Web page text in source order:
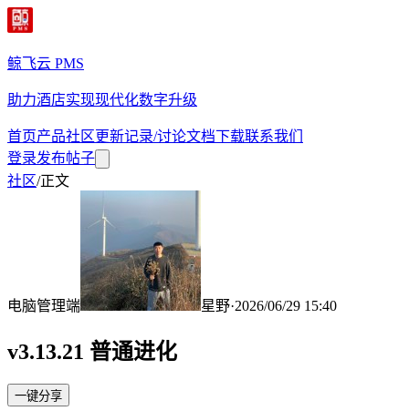
鲸飞云 PMS
助力酒店实现现代化数字升级
首页产品社区更新记录/讨论文档下载联系我们
登录发布帖子
社区/正文
电脑管理端 星野·2026/06/29 15:40
v3.13.21 普通进化
一键分享